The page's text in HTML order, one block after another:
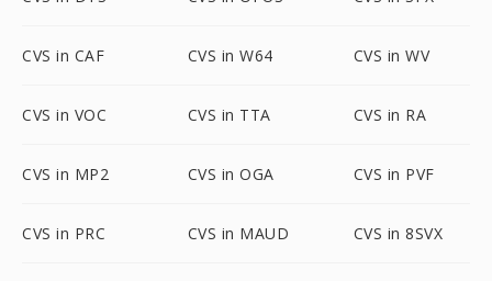
CVS in CAF CVS in W64 CVS in WV
CVS in VOC CVS in TTA CVS in RA
CVS in MP2 CVS in OGA CVS in PVF
CVS in PRC CVS in MAUD CVS in 8SVX